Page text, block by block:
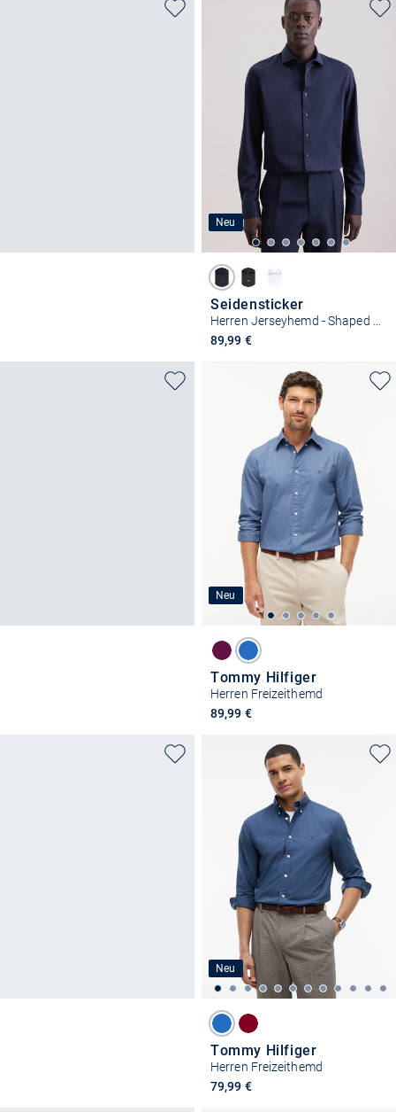
Neu
Seidensticker
89,99 €
Neu
Tommy Hilfiger
Herren Freizeithemd
89,99 €
Neu
Tommy Hilfiger
Herren Freizeithemd
79,99 €